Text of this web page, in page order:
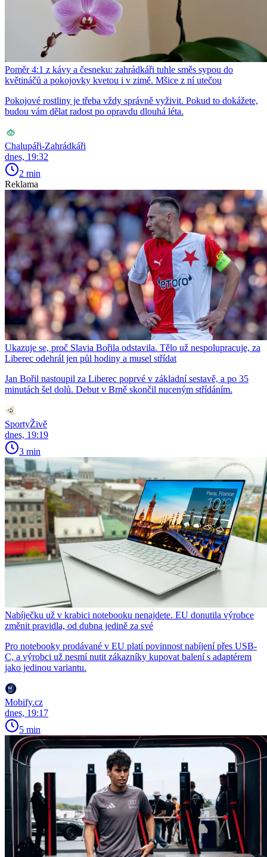
Poměr 4:1 z kávy a česneku: zahrádkáři tuhle směs sypou do
květináčů a pokojovky kvetou i v zimě. Mšice z ní utečou
Pokojové rostliny je třeba vždy správně vyživit. Pokud to dokážete,
budou vám dělat radost po opravdu dlouhá léta.
Chalupáři-Zahrádkáři
dnes, 19:32
2 min
Reklama
Ukazuje se, proč Slavia Bořila odstavila. Tělo už nespolupracuje, za
Liberec odehrál jen půl hodiny a musel střídat
Jan Bořil nastoupil za Liberec poprvé v základní sestavě, a po 35
minutách šel dolů. Debut v Brně skončil nuceným střídáním.
SportyŽivě
dnes, 19:19
3 min
Nabíječku už v krabici notebooku nenajdete. EU donutila výrobce
změnit pravidla, od dubna jedině za své
Pro notebooky prodávané v EU platí povinnost nabíjení přes USB-
C, a výrobci už nesmí nutit zákazníky kupovat balení s adaptérem
jako jedinou variantu.
Mobify.cz
dnes, 19:17
5 min